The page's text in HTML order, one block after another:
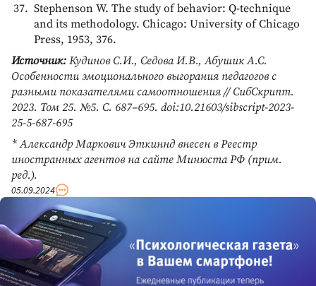
Stephenson W. The study of behavior: Q-technique
and its methodology. Chicago: University of Chicago
Press, 1953, 376.
Источник: Кудинов С.И., Седова И.В., Абушик А.С.
Особенности эмоционального выгорания педагогов с
разными показателями самоотношения // СибСкрипт.
2023. Том 25. №5. С. 687–695. doi:10.21603/sibscript-2023-
25-5-687-695
* Александр Маркович Эткиннд внесен в Реестр
иностранных агентов на сайте Минюста РФ (прим.
ред.).
05.09.2024